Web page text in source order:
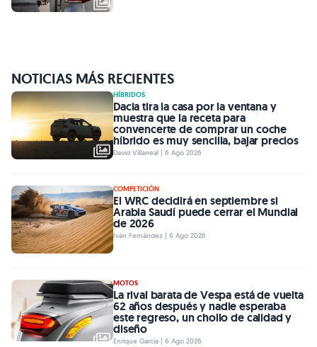
NOTICIAS MÁS RECIENTES
HÍBRIDOS
Dacia tira la casa por la ventana y
muestra que la receta para
convencerte de comprar un coche
híbrido es muy sencilla, bajar precios
David Villarreal | 6 Ago 2026
COMPETICIÓN
El WRC decidirá en septiembre si
Arabia Saudí puede cerrar el Mundial
de 2026
Iván Fernández | 6 Ago 2026
MOTOS
La rival barata de Vespa está de vuelta
62 años después y nadie esperaba
este regreso, un chollo de calidad y
diseño
Enrique García | 6 Ago 2026